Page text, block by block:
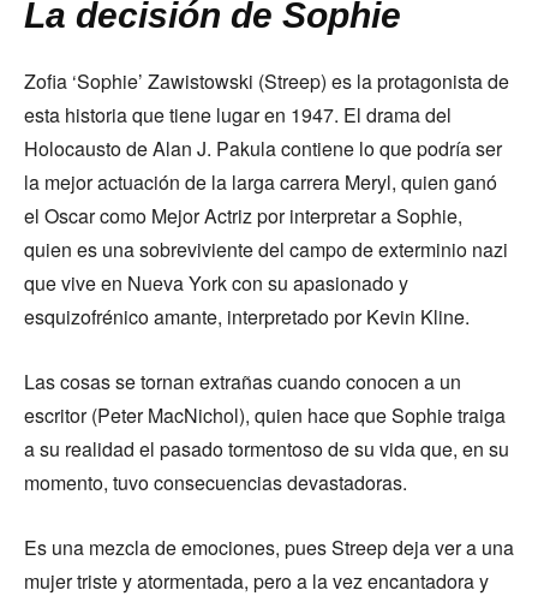
La decisión de Sophie
Zofia ‘Sophie’ Zawistowski (Streep) es la protagonista de
esta historia que tiene lugar en 1947. El drama del
Holocausto de Alan J. Pakula contiene lo que podría ser
la mejor actuación de la larga carrera Meryl, quien ganó
el Oscar como Mejor Actriz por interpretar a Sophie,
quien es una sobreviviente del campo de exterminio nazi
que vive en Nueva York con su apasionado y
esquizofrénico amante, interpretado por Kevin Kline.
Las cosas se tornan extrañas cuando conocen a un
escritor (Peter MacNichol), quien hace que Sophie traiga
a su realidad el pasado tormentoso de su vida que, en su
momento, tuvo consecuencias devastadoras.
Es una mezcla de emociones, pues Streep deja ver a una
mujer triste y atormentada, pero a la vez encantadora y